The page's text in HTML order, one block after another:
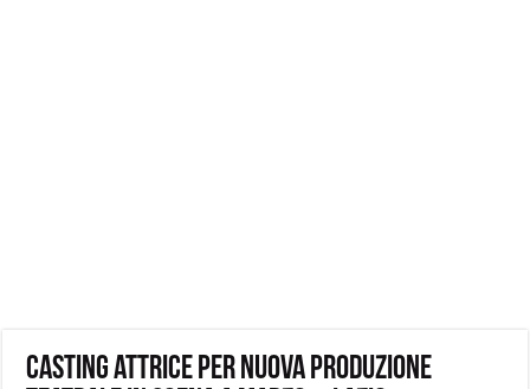
Casting attrice per nuova produzione